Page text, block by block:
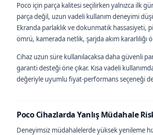
Poco için parça kalitesi seçilirken yalnızca ilk
parça değil, uzun vadeli kullanım deneyimi
Ekranda parlaklık ve dokunmatik hassasiyeti,
ömrü, kamerada netlik, şarjda akım kararlılığı
Cihaz uzun süre kullanılacaksa daha güvenli
garanti desteği öne çıkar. Kısa vadeli
değeriyle uyumlu fiyat-performans seçeneği
Poco Cihazlarda Yanlış Müdahale
Deneyimsiz müdahalelerde yüksek yenileme